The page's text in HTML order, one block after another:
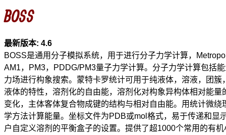
BOSS
最新版本: 4.6
BOSS是通用分子模拟系统，用于进行分子力学计算，
AM1，PM3，PDDG/PM3量子力学计算。分子力学计算包括
力场进行构象搜索。蒙特卡罗统计可用于纯液体，溶液，团
液体的特性，溶剂化的自由能，溶剂化对构象异构体相对能
变化，主体客体复合物成键的结构与相对自由能。用统计微
学方法计算能量。坐标文件为PDB或mol格式，易于传递和显
户自定义溶剂的平衡盒子的设置。提供了超1000个常用的有